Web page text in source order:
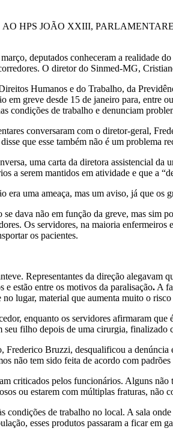
HPS JOÃO XXIII,
deputados conheceram a realidade
O diretor do Sinmed-MG,
Humanos e do Trabalho, da
em greve desde 15 de janeiro para,
condições de trabalho e denunciam
conversaram com o diretor-geral,
que esse também não é um problema
uma carta da diretora assistencial
a serem mantidos em atividade e que a
era uma ameaça, mas um aviso, já que os
dava não em função da greve, mas sim
Os servidores, na maioria
os pacientes.
Representantes da direção alegavam
e estão entre os motivos da paralisação.A
lugar, material que aumenta muito o
enquanto os servidores afirmaram
filho depois de uma cirurgia, finalizado
Bruzzi, desqualificou a
não tem sido feita de acordo com padrões
criticados pelos funcionários. Alguns
ou estarem com múltiplas fraturas, não
condições de trabalho no local. A sala
esses produtos passaram a ficar em